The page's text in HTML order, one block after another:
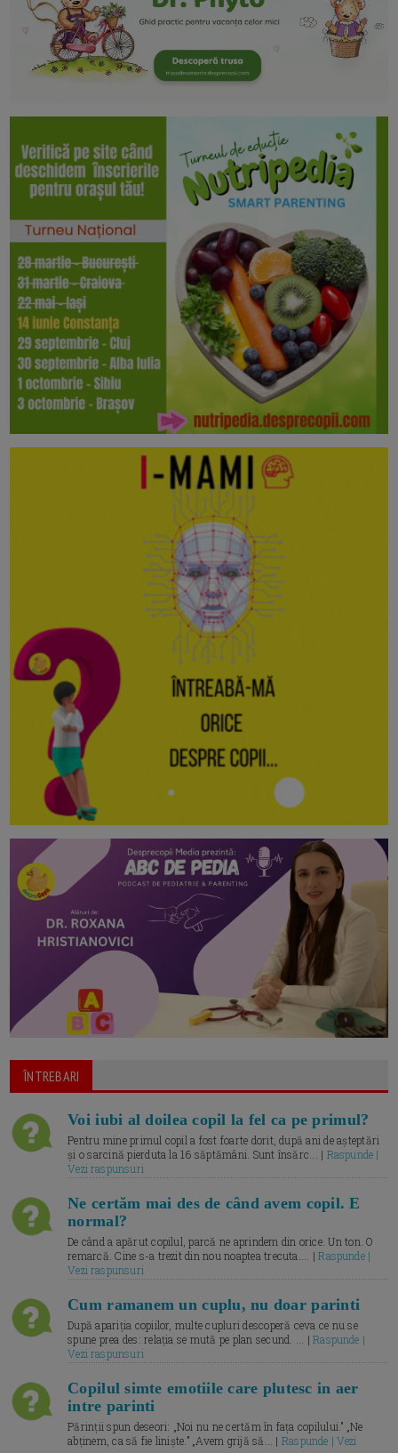
ÎNTREBARI
Voi iubi al doilea copil la fel ca pe primul?
Pentru mine primul copil a fost foarte dorit, după ani de așteptări
și o sarcină pierduta la 16 săptămâni. Sunt însărc... | Raspunde |
Vezi raspunsuri
Ne certăm mai des de când avem copil. E
normal?
De când a apărut copilul, parcă ne aprindem din orice. Un ton. O
remarcă. Cine s-a trezit din nou noaptea trecuta.... |Raspunde |
Vezi raspunsuri
Cum ramanem un cuplu, nu doar parinti
După apariția copiilor, multe cupluri descoperă ceva ce nu se
spune prea des: relația se mută pe plan secund. ... |Raspunde |
Vezi raspunsuri
Copilul simte emotiile care plutesc in aer
intre parinti
Părinții spun deseori: „Noi nu ne certăm în fața copilului.” „Ne
abținem, ca să fie liniște.” „Avem grijă să... | Raspunde | Vezi